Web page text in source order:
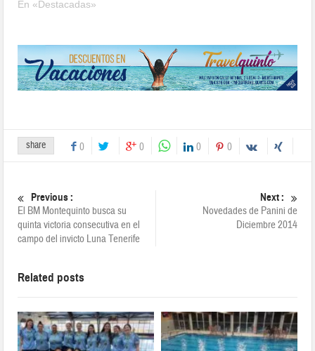
En «Destacadas»
share 0 0 0 0
Previous :
El BM Montequinto busca su
quinta victoria consecutiva en el
campo del invicto Luna Tenerife
Next :
Novedades de Panini de
Diciembre 2014
Related posts